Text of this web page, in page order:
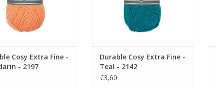
Cosy Extra Fine -
- 2197
Durable Cosy Extra Fine -
Teal - 2142
€3,60